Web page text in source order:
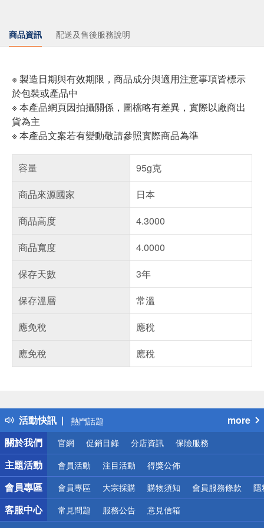
商品資訊 配送及售後服務說明
※ 製造日期與有效期限，商品成分與適用注意事項皆標示
於包裝或產品中
※ 本產品網頁因拍攝關係，圖檔略有差異，實際以廠商出
貨為主
※ 本產品文案若有變動敬請參照實際商品為準
容量
95g克
商品來源國家
日本
商品高度
4.3000
商品寬度
4.0000
保存天數
3年
保存溫層
常溫
應免稅
應稅
應免稅
應稅
活動快訊
得獎公告
熱門話題
銀行優惠
偏遠地區配送
詐騙網頁！請小心！
more
關於我們
官網 促銷目錄 分店資訊 保險服務
主題活動 會員活動 注目活動 得獎公佈
會員專區 會員專區 大宗採購 購物須知 會員服務條款 隱
客服中心 常見問題 服務公告 意見信箱